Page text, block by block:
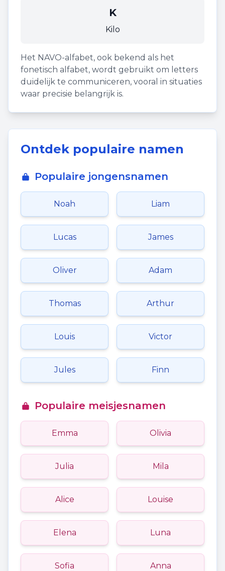
K
Kilo
Het NAVO-alfabet, ook bekend als het
fonetisch alfabet, wordt gebruikt om letters
duidelijk te communiceren, vooral in situaties
waar precisie belangrijk is.
Ontdek populaire namen
Populaire jongensnamen
Noah Liam
Lucas James
Oliver Adam
Thomas Arthur
Louis Victor
Jules Finn
Populaire meisjesnamen
Emma Olivia
Julia Mila
Alice Louise
Elena Luna
Sofia Anna